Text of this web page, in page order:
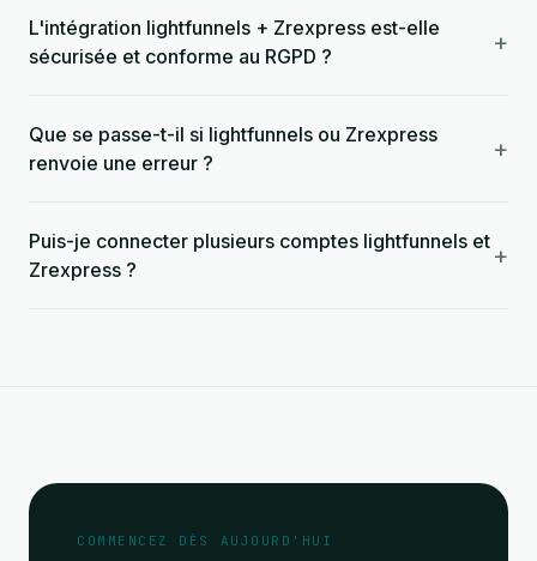
L'intégration lightfunnels + Zrexpress est-elle
sécurisée et conforme au RGPD ?
+
Que se passe-t-il si lightfunnels ou Zrexpress
renvoie une erreur ?
+
Puis-je connecter plusieurs comptes lightfunnels et
Zrexpress ?
+
COMMENCEZ DÈS AUJOURD'HUI